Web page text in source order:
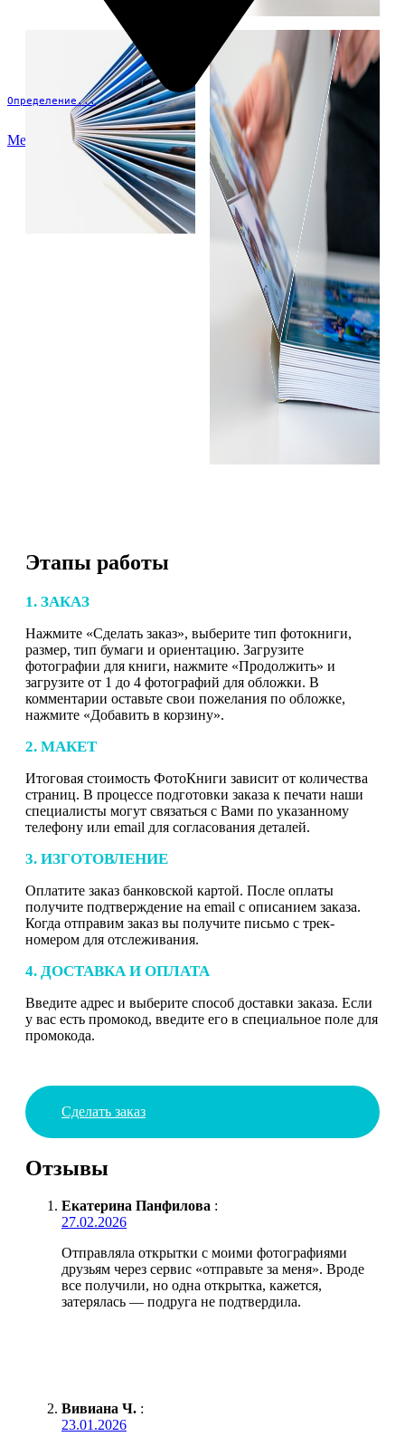
Определение...
Меню
Этапы работы
1. ЗАКАЗ
Нажмите «Сделать заказ», выберите тип фотокниги,
размер, тип бумаги и ориентацию. Загрузите
фотографии для книги, нажмите «Продолжить» и
загрузите от 1 до 4 фотографий для обложки. В
комментарии оставьте свои пожелания по обложке,
нажмите «Добавить в корзину».
2. МАКЕТ
Итоговая стоимость ФотоКниги зависит от количества
страниц. В процессе подготовки заказа к печати наши
специалисты могут связаться с Вами по указанному
телефону или email для согласования деталей.
3. ИЗГОТОВЛЕНИЕ
Оплатите заказ банковской картой. После оплаты
получите подтверждение на email с описанием заказа.
Когда отправим заказ вы получите письмо с трек-
номером для отслеживания.
4. ДОСТАВКА И ОПЛАТА
Введите адрес и выберите способ доставки заказа. Если
у вас есть промокод, введите его в специальное поле для
промокода.
Сделать заказ
Отзывы
Екатерина Панфилова :
27.02.2026
Отправляла открытки с моими фотографиями
друзьям через сервис «отправьте за меня». Вроде
все получили, но одна открытка, кажется,
затерялась — подруга не подтвердила.
Вивиана Ч. :
23.01.2026